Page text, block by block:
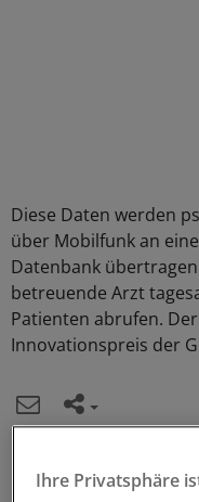
Diese Daten werden
über Mobilfunk an
Datenbank
betreuende Arzt
Patienten abrufen.
Innovationspreis der
Ihre Privatsphäre